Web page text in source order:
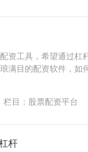
资工具，希望通过杠
满目的配资软件，如
栏目： 股票配资平台
杆